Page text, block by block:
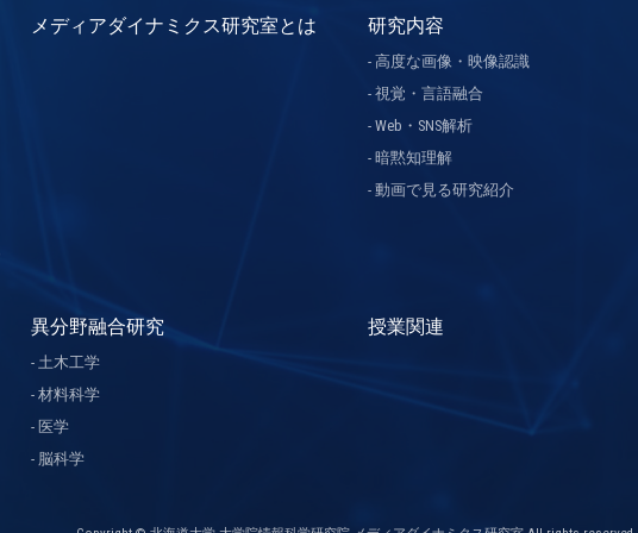
メディアダイナミクス研究室とは 研究内容
高度な画像・映像認識
視覚・言語融合
Web・SNS解析
暗黙知理解
動画で見る研究紹介
異分野融合研究
土木工学
材料科学
医学
脳科学
授業関連